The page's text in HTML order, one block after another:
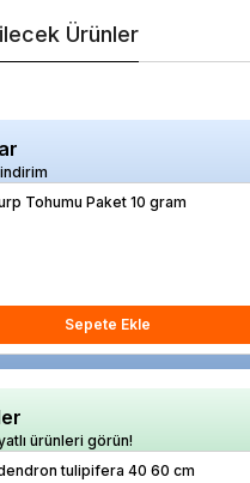
Ürünler
indirim
Tohumu Paket 10 gram
Sepete Ekle
ürünleri görün!
tulipifera 40 60 cm